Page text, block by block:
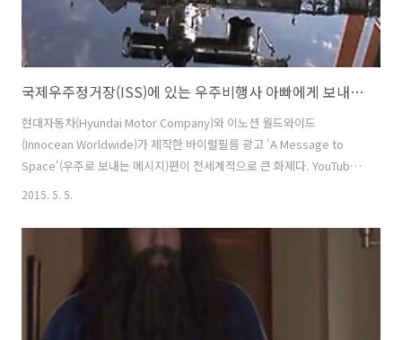
국제우주정거장(ISS)에 있는 우주비행사 아빠에게 보내는 딸 스테파니의 메세지 - 현대자동차(Hyundai Motor Company)의 바이럴필름 광고 'A Message to Space'편.
현대자동차(Hyundai Motor Company)와 이노션 월드와이드
(Innocean Worldwide)가 제작한 바이럴필름 광고 'A Message to
Space'(우주로 보내는 메시지)편이 전세계적으로 큰 화제다. YouTube
에 업로드 된지 한달도 채 되지 않는 시간 동안, 5,500만뷰를 기록했으
재 6,970만뷰를 기록하고 있다. 최근 1년간 유투브에 업로드 된 광고 중
조회수가 전체 3위에다, YouTube에 업로드된 역대 자동차 광고 중 조회
수가 2위라고 하니.. 놀라울 뿐. ) ( 참고로, 작년에 세계적으로 가장 히트
했던 바이럴 영상이자, 깐느광고제를 싹 휩쓸었던 장끌로드 반담의 다리
찢기 바이럴 영상 Volvo..
2015. 5. 5.